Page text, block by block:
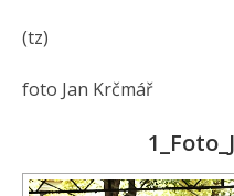
(tz)
foto Jan Krčmář